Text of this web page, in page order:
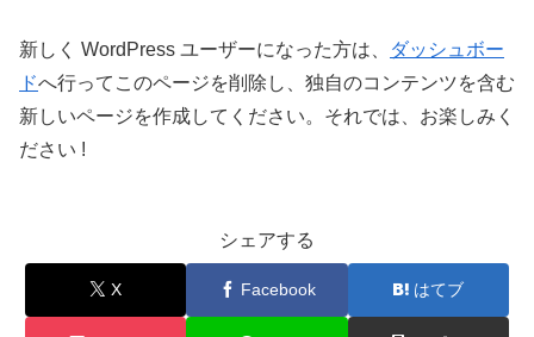
新しく WordPress ユーザーになった方は、
ダッシュボー
ドへ行ってこのページを削除し、独自のコンテンツを含む
新しいページを作成してください。それでは、お楽しみく
ださい !
シェアする
X Facebook はてブ